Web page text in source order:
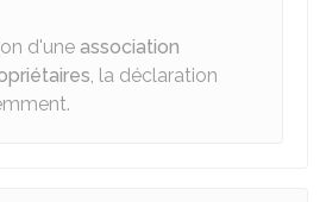
d'une association
, la déclaration